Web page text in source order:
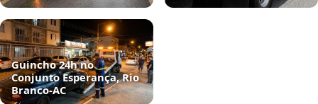
Guincho 24h no
Conjunto Esperança, Rio
Branco‑AC